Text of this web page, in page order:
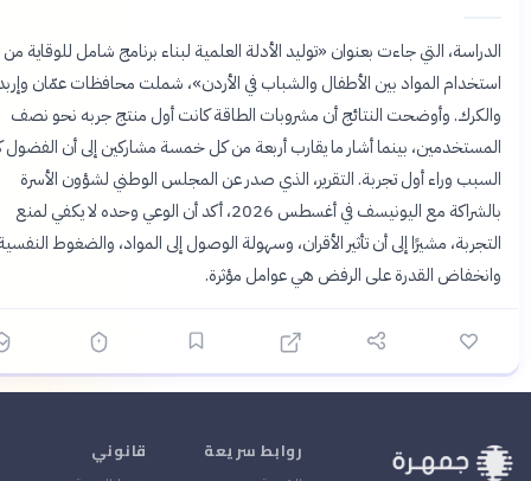
التي جاءت بعنوان «توليد الأدلة العلمية لبناء برنامج شامل للوقاية من
المواد بين الأطفال والشباب في الأردن»، شملت محافظات عمّان وإربد
وأوضحت النتائج أن مشروبات الطاقة كانت أول منتج جربه نحو نصف
بينما أشار ما يقارب أربعة من كل خمسة مشاركين إلى أن الفضول كان
وراء أول تجربة. التقرير، الذي صدر عن المجلس الوطني لشؤون الأسرة
بالشراكة مع اليونيسف في أغسطس 2026، أكد أن الوعي وحده لا يكفي لمنع
مشيرًا إلى أن تأثير الأقران، وسهولة الوصول إلى المواد، والضغوط النفسية،
القدرة على الرفض هي عوامل مؤثرة.
روابط سريعة قانوني